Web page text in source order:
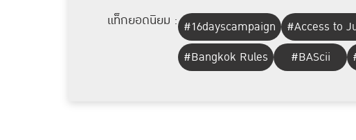
แท็กยอดนิยม : #16dayscampaign #Access to
#Bangkok Rules
#BAScii